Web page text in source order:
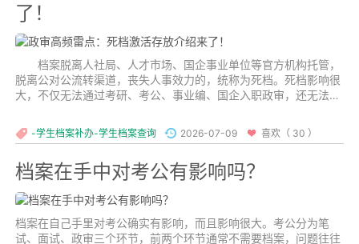
了！
档案脱离人社局、人才市场、国企事业单位等官方机构托管，
脱离公对公流转渠道，丧失人事效力的，统称为死档。死档影响很
大，不仅无法通过考研、考公、事业编、国企入职政审，还无法办
-学生档案补办-学生档案查询 2026-07-09 喜欢（ 30 ）
档案在手中对考公有影响吗？
档案在自己手里对考公确实有影响，而且影响很大。考公分为笔
试、面试、政审三个环节，前两个环节通常不需要档案，问题往往